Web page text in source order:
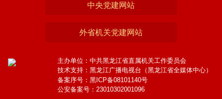
中央党建网站
外省机关党建网站
主办单位：中共黑龙江省直属机关工作委员会
技术支持：黑龙江广播电视台（黑龙江省全媒体中心）
备案序号：黑ICP备08101140号
公安备案号：23010302001096